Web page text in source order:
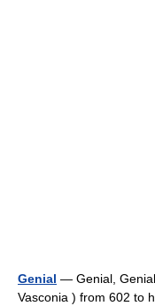
Genial — Genial,
Vasconia ) from 602 to